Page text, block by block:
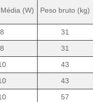
(W) Peso bruto (kg)
8 31
8 31
43
43
57